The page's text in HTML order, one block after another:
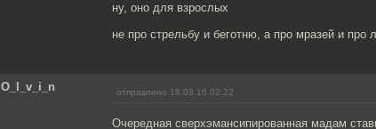
ну, оно для взрослых
не про стрельбу и беготню, а про мразей и про
O_l_v_i_n отправлено 18.03.16 02:22
Очередная сверхэмансипированная мадам